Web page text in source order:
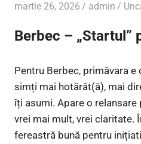
martie 26, 2026 admin
Berbec – „Startul”
Pentru Berbec, primăvara
simți mai hotărât(ă), mai
îți asumi. Apare o relansare
vrei mai mult, vrei claritate.
fereastră bună pentru